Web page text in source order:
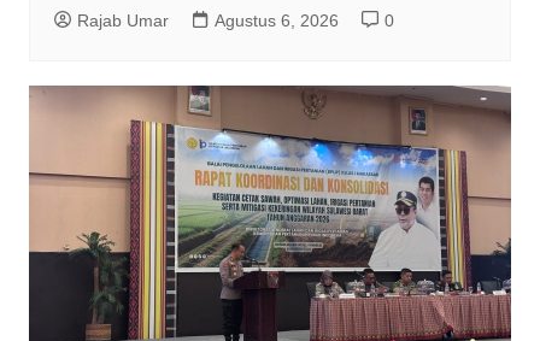
Rajab Umar Agustus 6, 2026 0